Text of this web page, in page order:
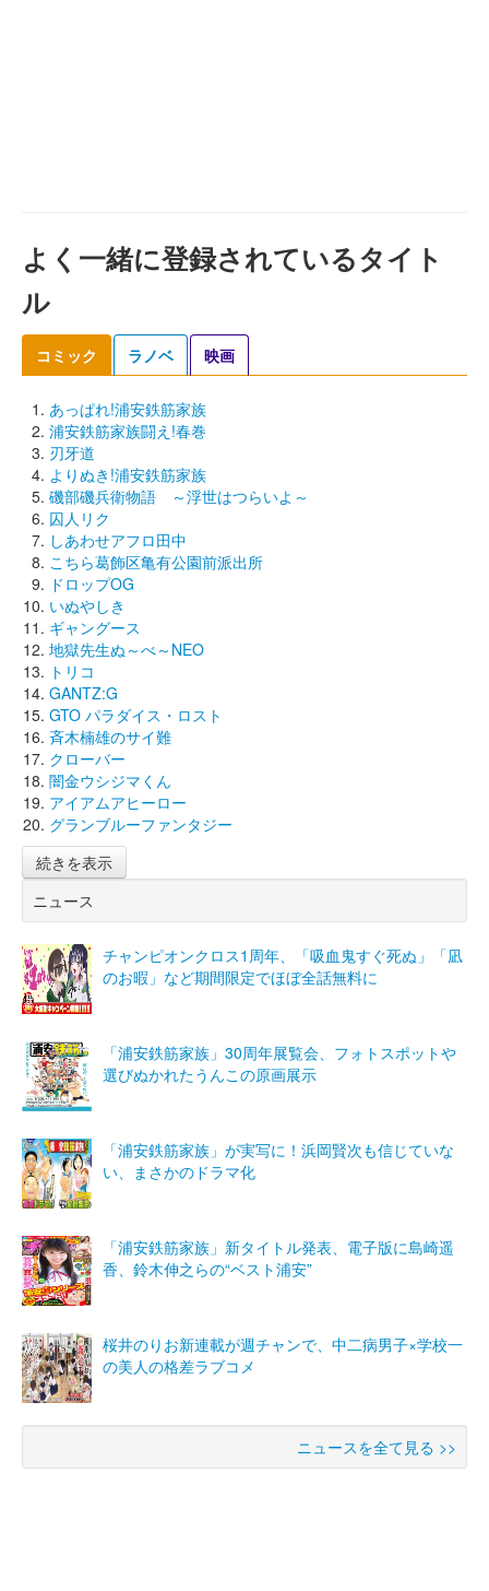
よく一緒に登録されているタイト
ル
コミック ラノベ 映画
あっぱれ!浦安鉄筋家族
浦安鉄筋家族闘え!春巻
刃牙道
よりぬき!浦安鉄筋家族
磯部磯兵衛物語 ～浮世はつらいよ～
囚人リク
しあわせアフロ田中
こちら葛飾区亀有公園前派出所
ドロップOG
いぬやしき
ギャングース
地獄先生ぬ～べ～NEO
トリコ
GANTZ:G
GTO パラダイス・ロスト
斉木楠雄のサイ難
クローバー
闇金ウシジマくん
アイアムアヒーロー
グランブルーファンタジー
続きを表示
ニュース
チャンピオンクロス1周年、「吸血鬼すぐ死ぬ」「凪
のお暇」など期間限定でほぼ全話無料に
「浦安鉄筋家族」30周年展覧会、フォトスポットや
選びぬかれたうんこの原画展示
「浦安鉄筋家族」が実写に！浜岡賢次も信じていな
い、まさかのドラマ化
「浦安鉄筋家族」新タイトル発表、電子版に島崎遥
香、鈴木伸之らの“ベスト浦安”
桜井のりお新連載が週チャンで、中二病男子×学校一
の美人の格差ラブコメ
ニュースを全て見る >>